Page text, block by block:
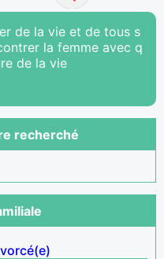
de la vie et de tous s
la femme avec q
de la vie
recherché